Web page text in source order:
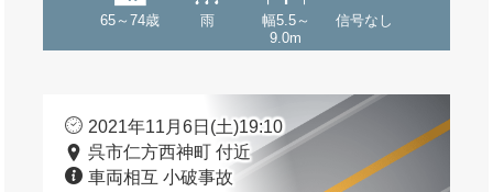
65～74歳 雨
幅5.5～
9.0m
信号なし
2021年11月6日(土)19:10
呉市仁方西神町 付近
車両相互 小破事故